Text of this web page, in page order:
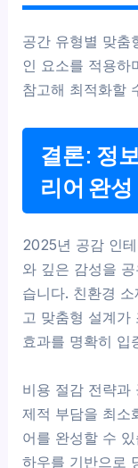
공간 유형별 맞춤
인 요소를 적용하
참고해 최적화할
결론: 정
리어 완성
2025년 공감 인
와 깊은 감성을
습니다. 친환경
고 맞춤형 설계가
효과를 명확히 입
비용 절감 전략과
제적 부담을 최소
어를 완성할 수
하우를 기반으로